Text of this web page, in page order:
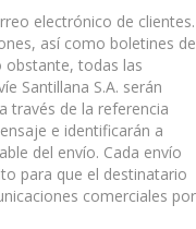
electrónico de clientes.
así como boletines de
obstante, todas las
Santillana S.A. serán
través de la referencia
e identificarán a
del envío. Cada envío
para que el destinatario
comerciales por